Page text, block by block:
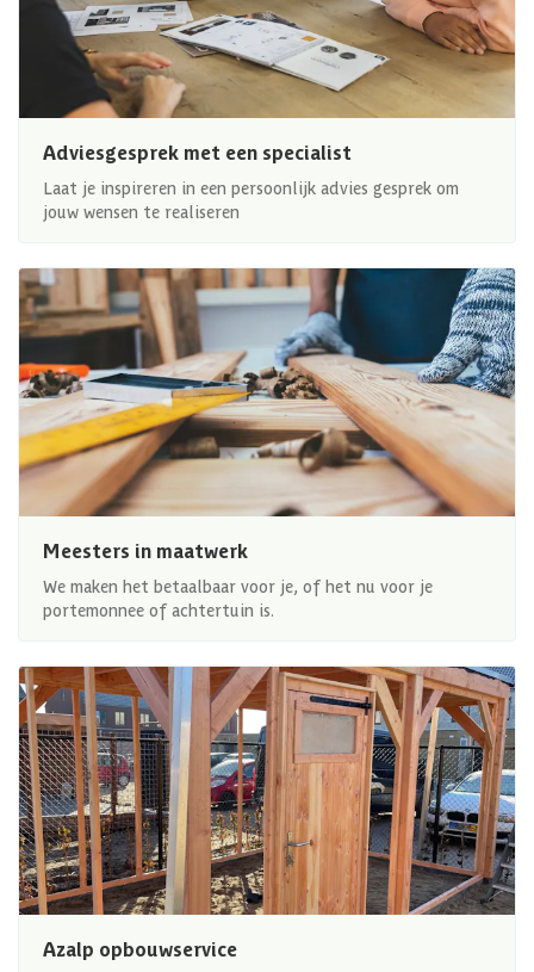
Adviesgesprek met een specialist
Laat je inspireren in een persoonlijk advies gesprek om
jouw wensen te realiseren
Meesters in maatwerk
We maken het betaalbaar voor je, of het nu voor je
portemonnee of achtertuin is.
Azalp opbouwservice